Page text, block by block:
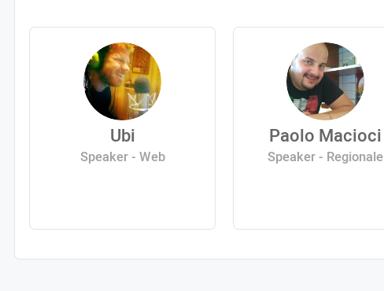
Ubi
Speaker - Web
Paolo Macioci
Speaker - Regionale